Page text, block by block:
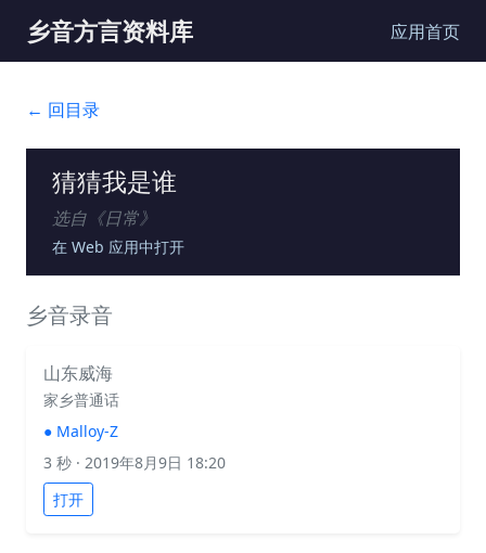
乡音方言资料库 应用首页
← 回目录
猜猜我是谁
选自《日常》
在 Web 应用中打开
乡音录音
山东威海
家乡普通话
● Malloy-Z
3 秒 · 2019年8月9日 18:20
打开